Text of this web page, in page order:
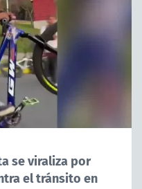
se viraliza por
el tránsito en